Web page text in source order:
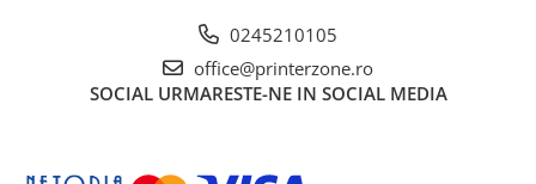
0245210105
office@printerzone.ro
SOCIAL URMARESTE-NE IN SOCIAL MEDIA